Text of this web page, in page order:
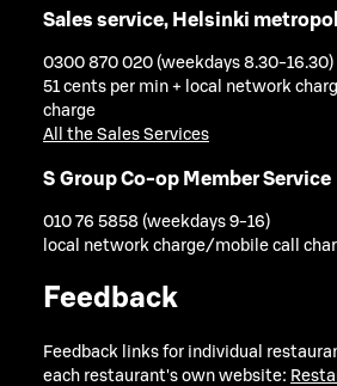
Sales service, Helsinki
0300 870 020 (weekdays 8.30-16.30)
51 cents per min + local network
charge
All the Sales Services
S Group Co-op Member Service
010 76 5858 (weekdays 9-16)
local network charge/mobile call
Feedback
Feedback links for individual
each restaurant's own website: